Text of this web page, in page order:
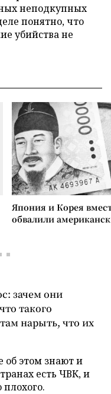
неподкупных
понятно, что
убийства не
Япония и Корея
обвалили
зачем они
такого
нарыть, что их
об этом знают и
есть ЧВК, и